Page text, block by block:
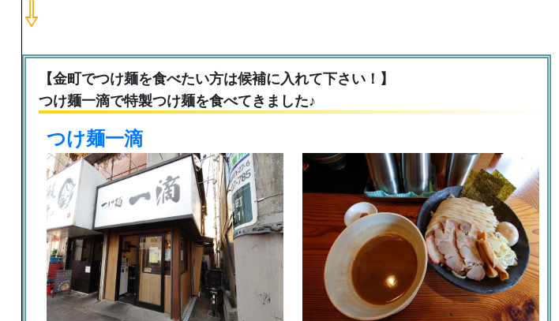
⇩
【金町でつけ麺を食べたい方は候補に入れて下さい！】
つけ麺一滴で特製つけ麺を食べてきました♪
つけ麺一滴